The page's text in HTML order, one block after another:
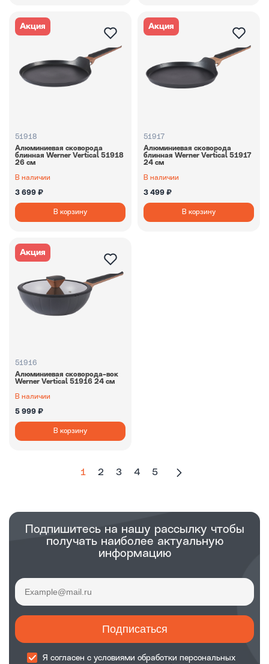
Акция
51918
Алюминиевая сковорода
блинная Werner Vertiсal 51918
26 см
В наличии
3 699 ₽
В корзину
Акция
51917
Алюминиевая сковорода
блинная Werner Vertiсal 51917
24 см
В наличии
3 499 ₽
В корзину
Акция
51916
Алюминиевая сковорода-вок
Werner Vertiсal 51916 24 см
В наличии
5 999 ₽
В корзину
1 2 3 4 5
Подпишитесь на нашу рассылку чтобы
получать наиболее актуальную
информацию
Подписаться
Я согласен с условиями обработки персональных